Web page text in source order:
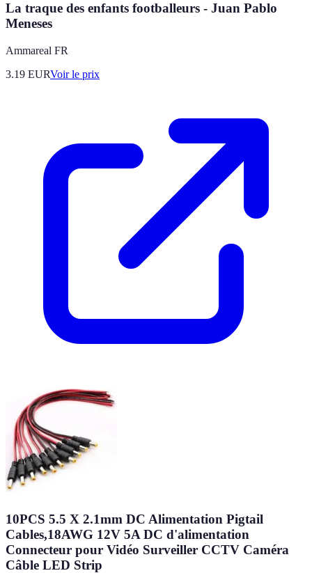
La traque des enfants footballeurs - Juan Pablo
Meneses
Ammareal FR
3.19 EURVoir le prix
10PCS 5.5 X 2.1mm DC Alimentation Pigtail
Cables,18AWG 12V 5A DC d'alimentation
Connecteur pour Vidéo Surveiller CCTV Caméra
Câble LED Strip